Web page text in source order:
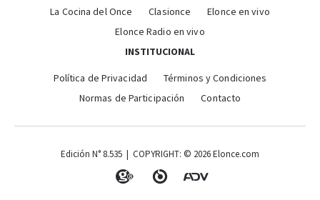
La Cocina del Once
Clasionce
Elonce en vivo
Elonce Radio en vivo
INSTITUCIONAL
Política de Privacidad
Términos y Condiciones
Normas de Participación
Contacto
Edición N° 8.535 | COPYRIGHT: © 2026 Elonce.com